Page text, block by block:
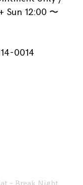
Sun 12:00 〜
0014